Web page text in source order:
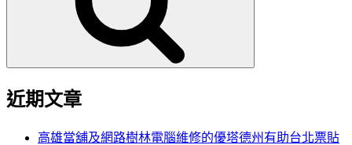
近期文章
高雄當舖及網路樹林電腦維修的優塔德州有助台北票貼